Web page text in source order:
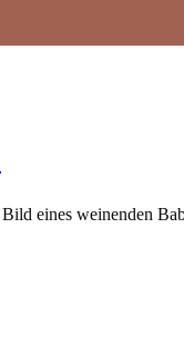
eines weinenden